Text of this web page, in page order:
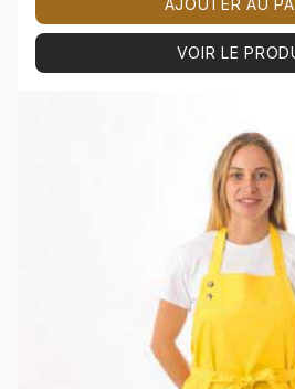
AJOUTER AU
VOIR LE